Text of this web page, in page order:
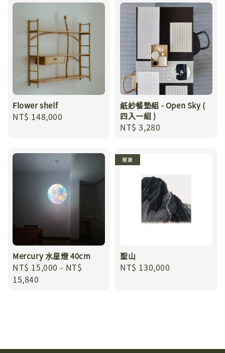
Flower shelf
Regular
NT$ 148,000
紙紗餐墊組 - Open Sky (
四入一組 )
Regular
NT$ 3,280
Mercury 水星燈 40cm
Regular
price
NT$ 15,000 - NT$
15,840
現貨
聖山
Regular
NT$ 130,000